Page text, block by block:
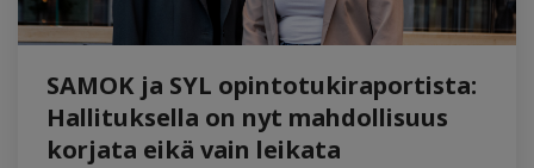
SAMOK ja SYL opintotukiraportista:
Hallituksella on nyt mahdollisuus
korjata eikä vain leikata